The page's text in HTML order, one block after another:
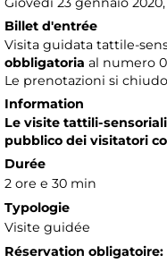
Billet d'entrée
Visita guidata tattile-
obbligatoria al numero
Le prenotazioni si
Information
Le visite tattili-
pubblico dei visitatori
Durée
2 ore e 30 min
Typologie
Visite guidée
Réservation obligatoire: